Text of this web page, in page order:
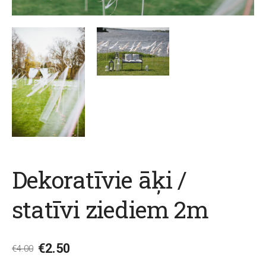
Dekoratīvie āķi /
statīvi ziediem 2m
€4.00 €2.50